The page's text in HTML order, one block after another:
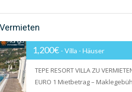
1,200€ - Villa - Häuser
TEPE RESORT VILLA ZU
EURO 1 Mietbetrag –